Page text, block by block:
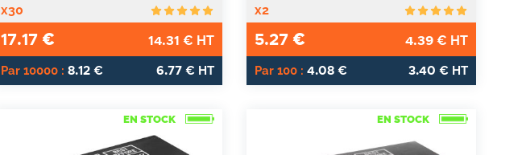
x30
17.17 € 14.31 € HT
Par 10000 : 8.12 € 6.77 € HT
x2
5.27 € 4.39 € HT
Par 100 : 4.08 € 3.40 € HT
EN STOCK EN STOCK